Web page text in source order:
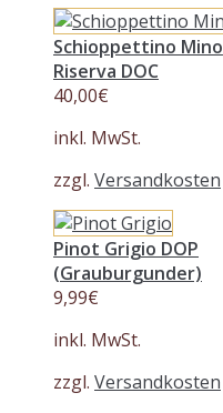
Schioppettino Mino
Riserva DOC
40,00€
inkl. MwSt.
zzgl. Versandkosten
Pinot Grigio DOP
(Grauburgunder)
9,99€
inkl. MwSt.
zzgl. Versandkosten